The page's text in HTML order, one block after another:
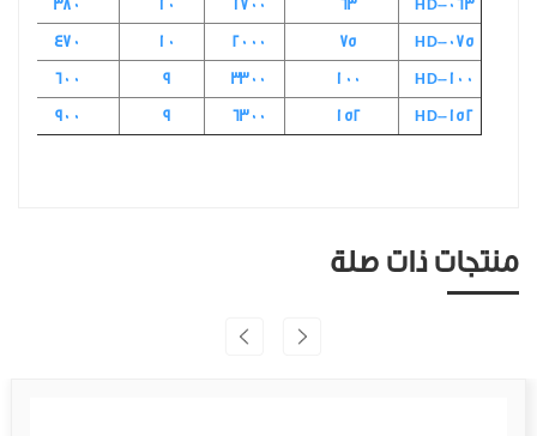
HD-063
63
1700
10
380
HD-075
75
2000
10
470
HD-100
100
3300
9
600
HD-152
152
6300
9
900
منتجات ذات صلة